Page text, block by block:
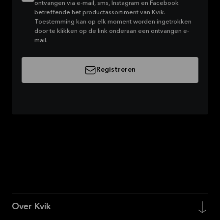
ontvangen via e-mail, sms, Instagram en Facebook
betreffende het productassortiment van Kvik.
Toestemming kan op elk moment worden ingetrokken
door te klikken op de link onderaan een ontvangen e-
mail.
Registreren
Over Kvik